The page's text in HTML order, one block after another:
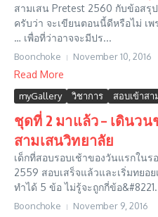
สามเสน Pretest 2560 กับข้อสรุ
ครับว่า จะเขียนตอนนี้ดีหรือไม่ เ
… เพื่อที่ว่าอาจจะมีปร...
Boonchoke November 10, 2016
Read More
myGallery วิชาการ สอบเข้าสา
ชุดที่ 2 มาแล้ว – เดินว
สามเสนวิทยาลัย
เด็กที่สอบรอบเช้าของวันแรกใน
2559 สอบเสร็จแล้วและเริ่มทยอ
ทำได้ 5 ข้อ ไม่รู้จะถูกกี่ข้อ
Boonchoke November 9, 2016